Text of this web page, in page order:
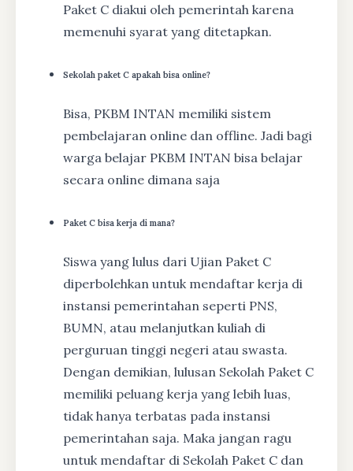
Paket C diakui oleh pemerintah karena
memenuhi syarat yang ditetapkan.
Sekolah paket C apakah bisa online?
Bisa, PKBM INTAN memiliki sistem
pembelajaran online dan offline. Jadi bagi
warga belajar PKBM INTAN bisa belajar
secara online dimana saja
Paket C bisa kerja di mana?
Siswa yang lulus dari Ujian Paket C
diperbolehkan untuk mendaftar kerja di
instansi pemerintahan seperti PNS,
BUMN, atau melanjutkan kuliah di
perguruan tinggi negeri atau swasta.
Dengan demikian, lulusan Sekolah Paket C
memiliki peluang kerja yang lebih luas,
tidak hanya terbatas pada instansi
pemerintahan saja. Maka jangan ragu
untuk mendaftar di Sekolah Paket C dan